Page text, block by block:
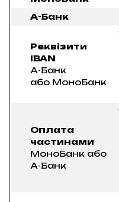
А-Банк
Реквізити
IBAN
А-Банк
або МоноБанк
Оплата
частинами
МоноБанк або
А-Банк